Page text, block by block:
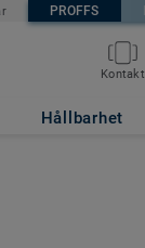
PROFFS
Kontakt
Hållbarhet